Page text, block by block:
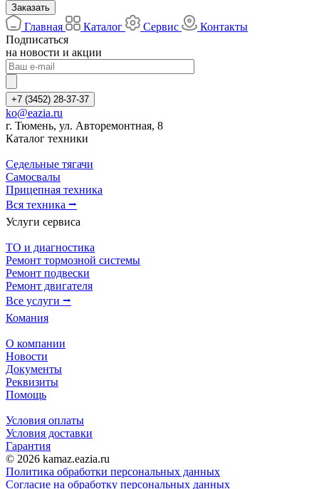
Заказать
Главная Каталог Сервис
Контакты
Подписаться
на новости и акции
+7 (3452) 28-37-37
ko@eazia.ru
г. Тюмень, ул. Авторемонтная, 8
Каталог техники
Седельные тягачи
Самосвалы
Прицепная техника
Вся техника ⭢
Услуги сервиса
ТО и диагностика
Ремонт тормозной системы
Ремонт подвески
Ремонт двигателя
Все услуги ⭢
Комания
О компании
Новости
Документы
Реквизиты
Помощь
Условия оплаты
Условия доставки
Гарантия
© 2026 kamaz.eazia.ru
Политика обработки персональных данных
Согласие на обработку персональных данных